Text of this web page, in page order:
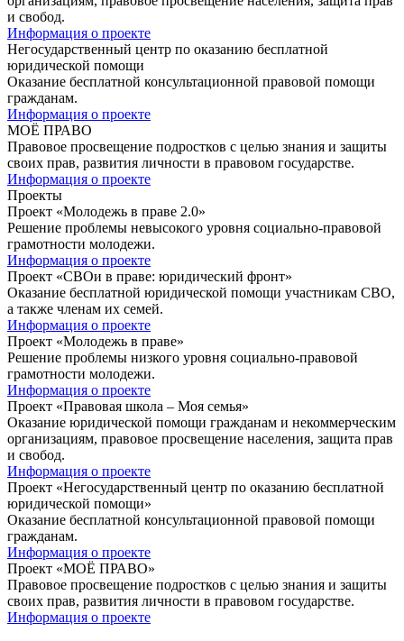
и свобод.
Информация о проекте
Негосударственный центр по оказанию бесплатной
юридической помощи
Оказание бесплатной консультационной правовой помощи
гражданам.
Информация о проекте
МОЁ ПРАВО
Правовое просвещение подростков с целью знания и защиты
своих прав, развития личности в правовом государстве.
Информация о проекте
Проекты
Проект «Молодежь в праве 2.0»
Решение проблемы невысокого уровня социально-правовой
грамотности молодежи.
Информация о проекте
Проект «СВОи в праве: юридический фронт»
Оказание бесплатной юридической помощи участникам СВО,
а также членам их семей.
Информация о проекте
Проект «Молодежь в праве»
Решение проблемы низкого уровня социально-правовой
грамотности молодежи.
Информация о проекте
Проект «Правовая школа – Моя семья»
Оказание юридической помощи гражданам и некоммерческим
организациям, правовое просвещение населения, защита прав
и свобод.
Информация о проекте
Проект «Негосударственный центр по оказанию бесплатной
юридической помощи»
Оказание бесплатной консультационной правовой помощи
гражданам.
Информация о проекте
Проект «МОЁ ПРАВО»
Правовое просвещение подростков с целью знания и защиты
своих прав, развития личности в правовом государстве.
Информация о проекте